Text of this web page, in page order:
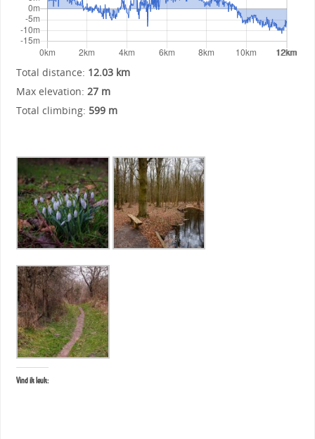
Total distance: 12.03 km
Max elevation: 27 m
Total climbing: 599 m
Vind ik leuk: